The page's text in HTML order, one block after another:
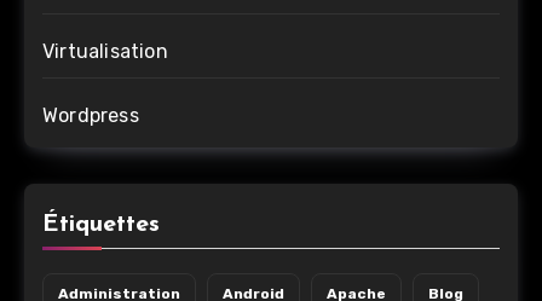
Virtualisation
Wordpress
Étiquettes
Administration Android Apache Blog